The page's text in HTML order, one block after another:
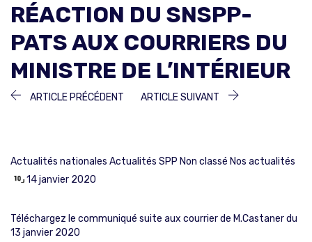
RÉACTION DU SNSPP-
PATS AUX COURRIERS DU
MINISTRE DE L’INTÉRIEUR
NAVIGATION
ARTICLE PRÉCÉDENT ARTICLE
ARTICLE SUIVANT
ARTICLE
Actualités nationales Actualités SPP Non classé Nos actualités
14 janvier 2020
Téléchargez le communiqué suite aux courrier de M.Castaner du
13 janvier 2020